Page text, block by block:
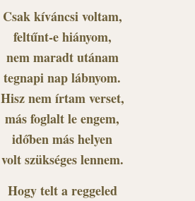
Csak kíváncsi voltam,
feltűnt-e hiányom,
nem maradt utánam
tegnapi nap lábnyom.
Hisz nem írtam verset,
más foglalt le engem,
időben más helyen
volt szükséges lennem.
Hogy telt a reggeled